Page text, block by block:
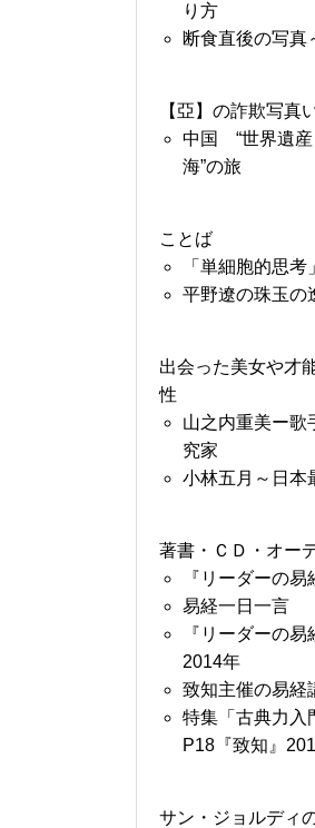
り方
断食直後の写真
【亞】の詐欺写真
中国 “世界遺産
海”の旅
ことば
「単細胞的思考
平野遼の珠玉の
出会った美女や才
性
山之内重美ー歌
究家
小林五月～日本
著書・ＣＤ・オー
『リーダーの
易経一日一言
『リーダーの
2014年
致知主催の易経
特集「古典力入
P18『致知』
サン・ジョルディ